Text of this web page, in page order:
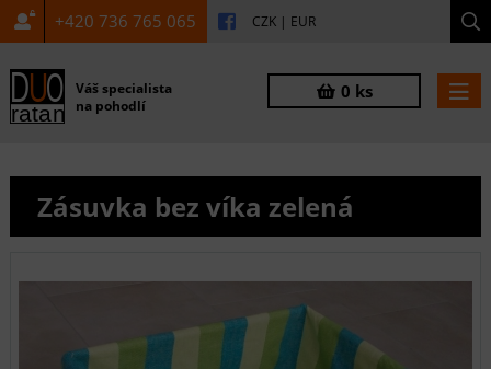
+420 736 765 065 CZK | EUR
Váš specialista
na pohodlí
0 ks
Zásuvka bez víka zelená